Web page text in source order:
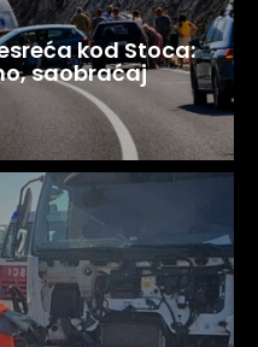
kod Stoca:
saobraćaj